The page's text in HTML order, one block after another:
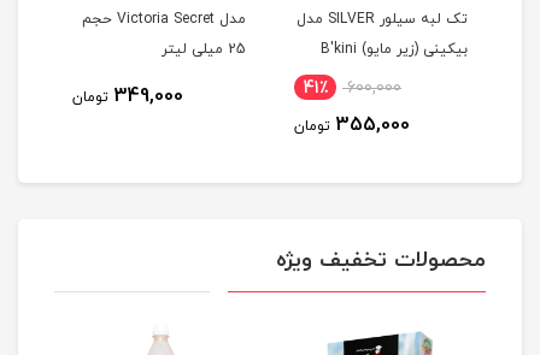
تک لبه سیلور SILVER مدل
بيکينی (زیر مایو) B'kini
600,000 41٪
355,000 تومان
مدل Victoria Secret حجم
25 میلی لیتر
349,000 تومان
محصولات تخفیف ویژه